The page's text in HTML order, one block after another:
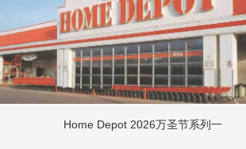
Home Depot 2026万圣节系列一